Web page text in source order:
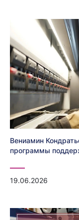
Вениамин
программы
19.06.2026